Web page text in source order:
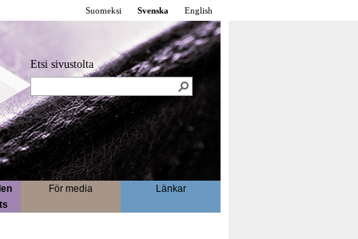
Suomeksi Svenska English
Etsi sivustolta
För media Länkar